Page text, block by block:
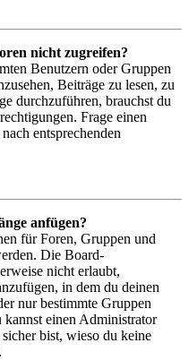
nicht zugreifen?
Benutzern oder Gruppen
Beiträge zu lesen, zu
durchzuführen, brauchst du
Frage einen
entsprechenden
anfügen?
für Foren, Gruppen und
Die Board-
nicht erlaubt,
in dem du deinen
nur bestimmte Gruppen
einen Administrator
bist, wieso du keine